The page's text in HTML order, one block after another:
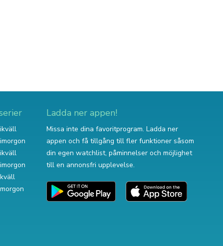
Ladda ner appen!
Missa inte dina favoritprogram. Ladda ner
appen och få tillgång till fler funktioner såsom
din egen watchlist, påminnelser och möjlighet
till en annonsfri upplevelse.